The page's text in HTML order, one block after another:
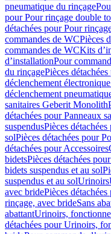
pneumatique du rinçage
pour Pour rinçage double
détachées pour Pour
commandes de WCPièces
commandes de WCKits
d’installationPour
du rinçagePièces
déclenchement
déclenchement
sanitaires Geberit Monolith
détachées pour Panneaux
suspendusPièces
solPièces détachées pour
détachées pour Accessoires
bidetsPièces détachées
bidets suspendus et au sol
suspendus et au solUrinoirs
avec bridePièces
rinçage, avec brideSans
abattantUrinoirs,
détachées pour Urinoirs,